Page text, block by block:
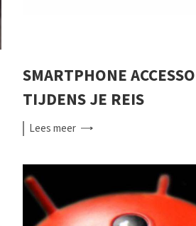
SMARTPHONE
TIJDENS JE REIS
Leesmeer